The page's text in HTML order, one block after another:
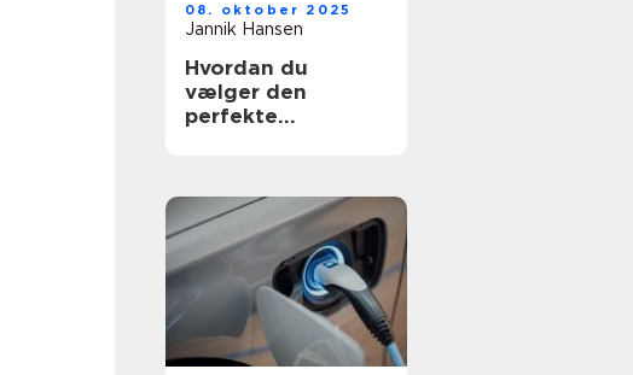
08. oktober 2025
Jannik Hansen
Hvordan du
vælger den
perfekte